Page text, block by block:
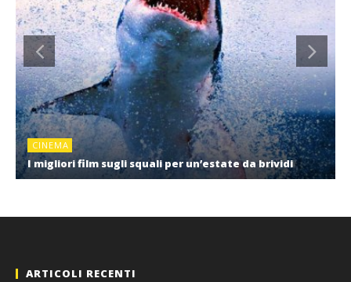
CINEMA
I migliori film sugli squali per un’estate da brividi
ARTICOLI RECENTI